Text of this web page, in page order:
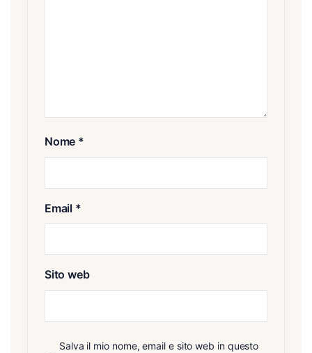
Nome *
Email *
Sito web
Salva il mio nome, email e sito web in questo